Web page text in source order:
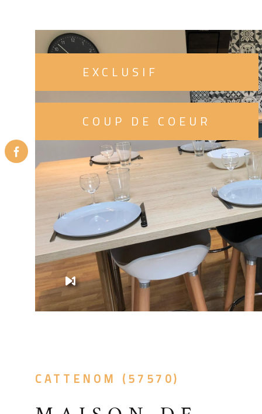
annuelles de copropriété : 360 € Actuellement
charges comprises Loyer : 910 euros Provisions
Euros Libre de toute occupation au 10 Septembre
entièrement meublé et équipé, prêt à vivre, à
tout mobilier selon votre projet. Celine Immo &
à votre disposition pour répondre à vos
accompagner pour des visites 0630392193 Les
les risques auxquels ce bien est exposé sont
site Géorisques
EXCLUSIF
COUP DE COEUR
VOIR LE
CATTENOM (57570)